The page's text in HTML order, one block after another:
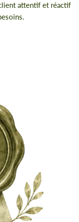
attentif et réactif